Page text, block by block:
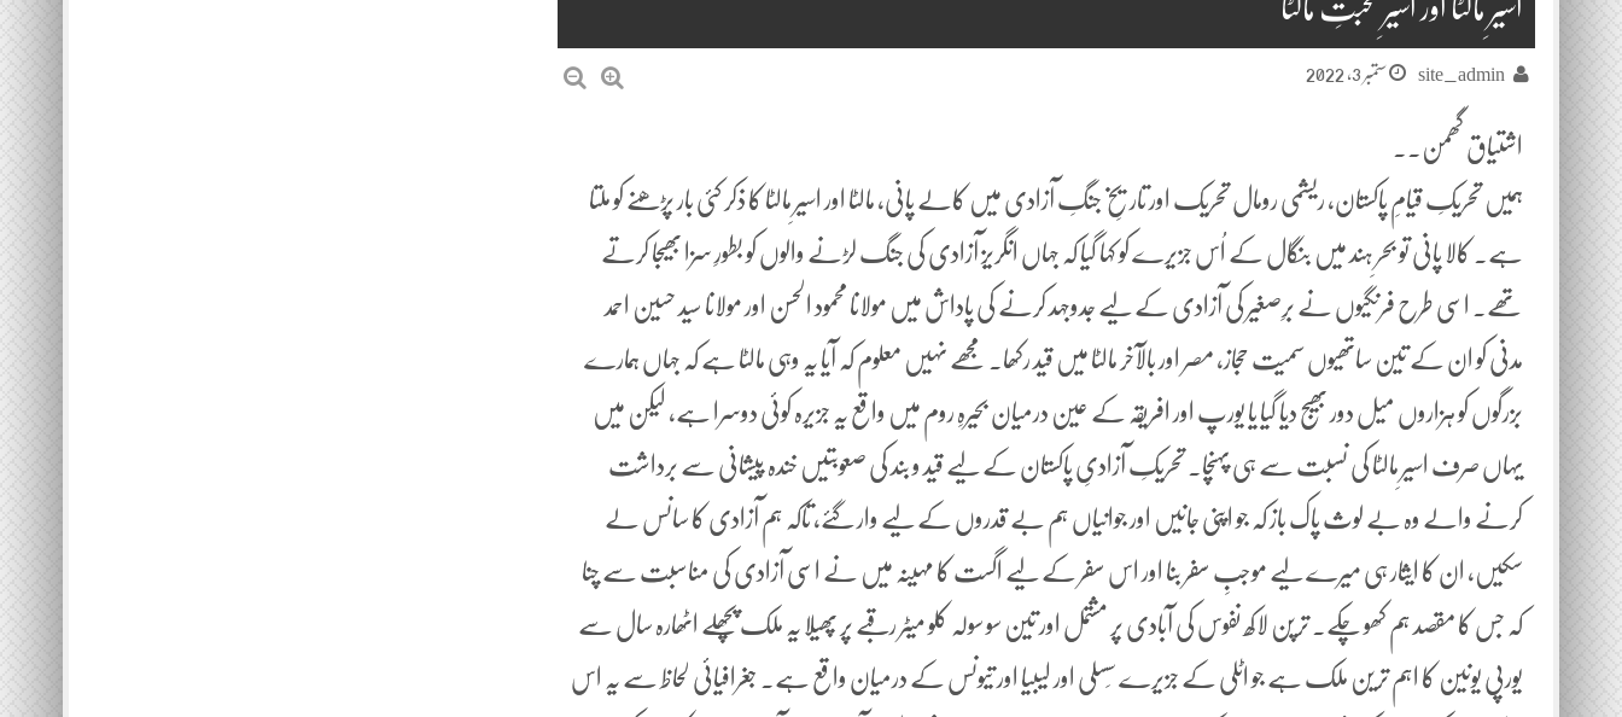
اسیرِ مالٹا اور اسیرِ محبتِ مالٹا
site_admin ستمبر 3, 2022
اشتیاق گھمن..
ہمیں تحریکِ قیامِ پاکستان، ریشمی رومال تحریک اور تاریخِ جنگِ آزادی میں کالے پانی، مالٹا اور اسیرِ مالٹا کا ذکر کئی بار پڑھنے کو ملتا
ہے۔ کالا پانی تو بحرِ ہند میں بنگال کے اُس جزیرے کو کہا گیا کہ جہاں انگریز آزادی کی جنگ لڑنے والوں کو بطورِ سزا بھیجا کرتے
تھے۔ اسی طرح فرنگیوں نے برِصغیر کی آزادی کے لیے جدوجہد کرنے کی پاداش میں مولانا محمود الحسن اور مولانا سید حسین احمد
مدنی کو ان کے تین ساتھیوں سمیت حجاز، مصر اور بالآخر مالٹا میں قید رکھا۔ مجھے نہیں معلوم کہ آیا یہ وہی مالٹا ہے کہ جہاں ہمارے
بزرگوں کو ہزاروں میل دور بھیج دیا گیا یا یورپ اور افریقہ کے عین درمیان بحیرہِ روم میں واقع یہ جزیرہ کوئی دوسرا ہے، لیکن میں
یہاں صرف اسیرِ مالٹا کی نسبت سے ہی پہنچا۔ تحریکِ آزادیِ پاکستان کے لیے قید و بند کی صعوبتیں خندہ پیشانی سے برداشت
کرنے والے وہ بے لوث پاک باز کہ جو اپنی جانیں اور جوانیاں ہم بے قدروں کے لیے وار گئے، تاکہ ہم آزادی کا سانس لے
سکیں، ان کا ایثار ہی میرے لیے موجبِ سفر بنا اور اس سفر کے لیے اگست کا مہینہ میں نے اسی آزادی کی مناسبت سے چنا
کہ جس کا مقصد ہم کھو چکے۔ ترپن لاکھ نفوس کی آبادی پر مشتمل اور تین سو سولہ کلو میٹر رقبے پر پھیلا یہ ملک پچھلے اٹھارہ سال سے
یورپی یونین کا اہم ترین ملک ہے جو اٹلی کے جزیرے سِسلی اور لیبیا اور تیونس کے درمیان واقع ہے۔ جغرافیائی لحاظ سے یہ اس